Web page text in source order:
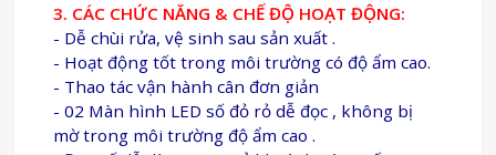
3. CÁC CHỨC NĂNG & CHẾ ĐỘ HOẠT ĐỘNG:
- Dễ chùi rửa, vệ sinh sau sản xuất .
- Hoạt động tốt trong môi trường có độ ẩm cao.
- Thao tác vận hành cân đơn giản
- 02 Màn hình LED số đỏ rỏ dễ đọc , không bị
mờ trong môi trường độ ẩm cao .